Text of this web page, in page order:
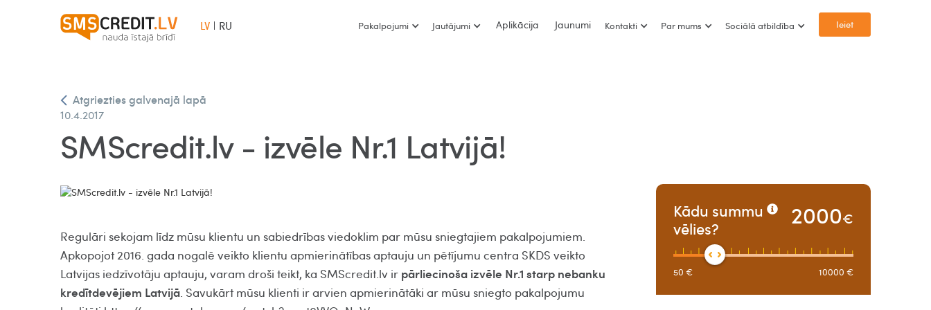
LV RU Pakalpojumi Jautājumi Aplikācija Jaunumi Kontakti Par mums Sociālā atbildība Ieiet
Atgriezties galvenajā lapā
10.4.2017
SMScredit.lv - izvēle Nr.1 Latvijā!
Regulāri sekojam līdz mūsu klientu un sabiedrības viedoklim par mūsu sniegtajiem pakalpojumiem.
Apkopojot 2016. gada nogalē veikto klientu apmierinātības aptauju un pētījumu centra SKDS veikto
Latvijas iedzīvotāju aptauju, varam droši teikt, ka SMScredit.lv ir pārliecinoša izvēle Nr.1 starp nebanku
kredītdevējiem Latvijā . Savukārt mūsu klienti ir arvien apmierinātāki ar mūsu sniegto pakalpojumu
Kādu summu
vēlies?
2000€
50 € 10000 €